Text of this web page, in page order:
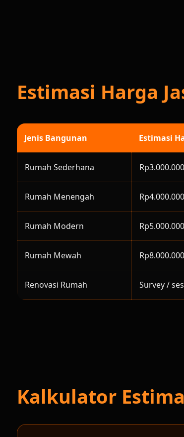
Estimasi Harga
Jenis Bangunan Estimasi
Rumah Sederhana
Rumah Menengah
Rumah Modern
Rumah Mewah
Renovasi Rumah Survey /
Kalkulator